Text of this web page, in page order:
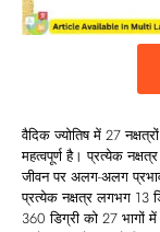
वैदिक ज्योतिष में 27
महत्वपूर्ण है। प्रत्येक
जीवन पर अलग-अलग
प्रत्येक नक्षत्र लगभग 13
360 डिग्री को 27 भागों